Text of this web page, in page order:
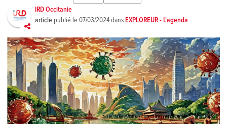
IRD Occitanie
article publié le07/03/2024dansEXPLOREUR - L'agenda